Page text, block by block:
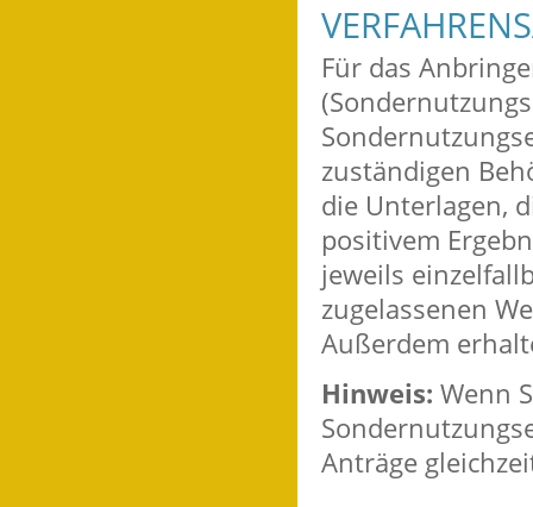
Für das
zuständigen
die Unterlagen,
positivem
jeweils
zugelassenen
Außerdem
Hinweis: Wenn
Anträge